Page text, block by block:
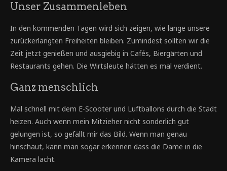
Unser Zusammenleben
In den kommenden Tagen wird sich zeigen, wie lange unsere
zurückerlangten Freiheiten bleiben. Zumindest sollten wir die
Zeit jetzt genießen und ausgiebig in Cafés, Biergärten und
Restaurants gehen. Die Wirtsleute hätten es mal verdient.
Ganz menschlich
Mal schnell mit dem E-Scooter und Luftballons durch die Stadt
heizen. Auch wenn mein Mitzieher nicht sonderlich gut
gelungen ist, so gefällt mir das Bild. Wenn man genau
hinschaut, kann man sogar erkennen dass die Dame in die
Kamera lacht.